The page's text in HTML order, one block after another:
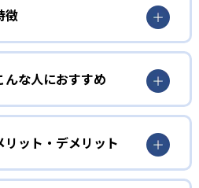
徴
化教育
門スタッフが発達特性や行動の
トを実施し、一人ひとりのニー
ドの学習プログラムを提供す
学習だけでなく、ソーシャルス
も組み込み、得意を伸ばしなが
をする。
んな人におすすめ
0～2歳
ーション能力を養いたい人
リット・デメリット
リットがある?